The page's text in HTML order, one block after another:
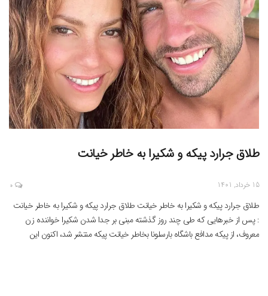
طلاق جرارد پیکه و شکیرا به خاطر خیانت
15 خرداد, 1401 0
طلاق جرارد پیکه و شکیرا به خاطر خیانت طلاق جرارد پیکه و شکیرا به خاطر خیانت
: پس از خبرهایی که طی چند روز گذشته مبنی بر جدا شدن شکیرا خواننده زن
معروف، از پیکه مدافع باشگاه بارسلونا بخاطر خیانت پیکه منتشر شد، اکنون این